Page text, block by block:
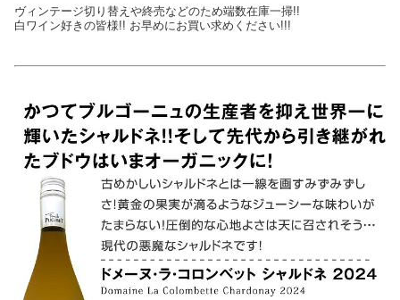
ヴィンテージ切り替えや終売などのため端数在庫一掃!!
白ワイン好きの皆様!! お早めにお買い求めください!!!